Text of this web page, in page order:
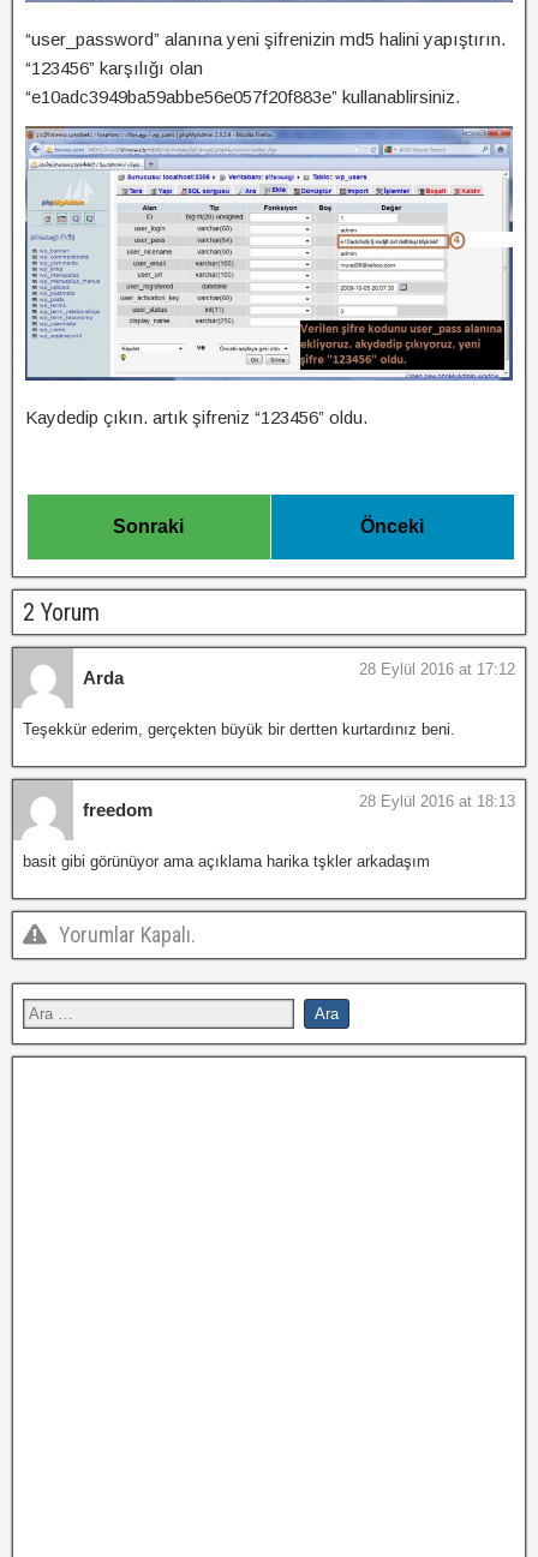
“user_password” alanına yeni şifrenizin md5 halini yapıştırın.
“123456” karşılığı olan
“e10adc3949ba59abbe56e057f20f883e” kullanablirsiniz.
Kaydedip çıkın. artık şifreniz “123456” oldu.
Sonraki Önceki
2 Yorum
Arda 28 Eylül 2016 at 17:12
Teşekkür ederim, gerçekten büyük bir dertten kurtardınız beni.
freedom 28 Eylül 2016 at 18:13
basit gibi görünüyor ama açıklama harika tşkler arkadaşım
Yorumlar Kapalı.